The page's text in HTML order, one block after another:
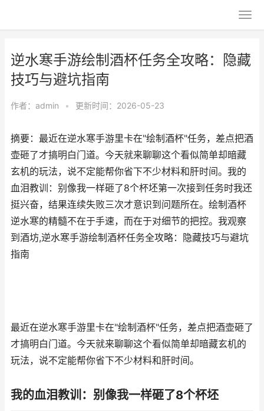
逆水寒手游绘制酒杯任务全攻略：隐藏
技巧与避坑指南
作者： admin • 更新时间：2026-05-23
摘要：最近在逆水寒手游里卡在"绘制酒杯"任务，差点把酒
壶砸了才搞明白门道。今天就来聊聊这个看似简单却暗藏
玄机的玩法，说不定能帮你省下不少材料和肝时间。我的
血泪教训：别像我一样砸了8个杯坯第一次接到任务时我还
挺兴奋，结果连续失败三次才意识到问题所在。绘制酒杯
逆水寒的精髓不在于手速，而在于对细节的把控。我观察
到酒坊,逆水寒手游绘制酒杯任务全攻略：隐藏技巧与避坑
指南
最近在逆水寒手游里卡在"绘制酒杯"任务，差点把酒壶砸了
才搞明白门道。今天就来聊聊这个看似简单却暗藏玄机的
玩法，说不定能帮你省下不少材料和肝时间。
我的血泪教训：别像我一样砸了8个杯坯